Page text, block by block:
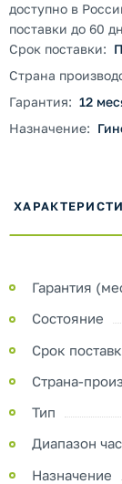
доступно в
поставки до 60
Срок поставки:
Страна
Гарантия: 12
Назначение:
Гарантия
Состояние
Срок
Страна-
Тип
Диапазон
Назначение